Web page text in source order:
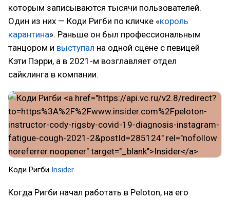
которым записываются тысячи пользователей.
Один из них — Коди Ригби по кличке «король
карантина». Раньше он был профессиональным
танцором и выступал на одной сцене с певицей
Кэти Пэрри, а в 2021-м возглавляет отдел
сайклинга в компании.
Коди Ригби Insider
Когда Ригби начал работать в Peloton, на его